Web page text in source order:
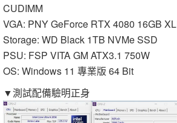
CUDIMM
VGA: PNY GeForce RTX 4080 16GB
Storage: WD Black 1TB NVMe SSD
PSU: FSP VITA GM ATX3.1 750W
OS: Windows 11 專業版 64 Bit
▼測試配備驗明正身